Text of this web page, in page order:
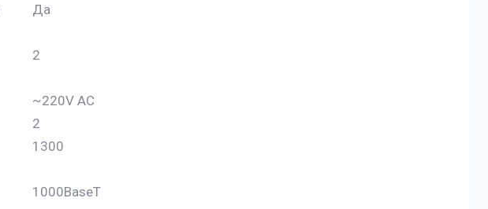
Да
2
~220V AC
2
1300
1000BaseT